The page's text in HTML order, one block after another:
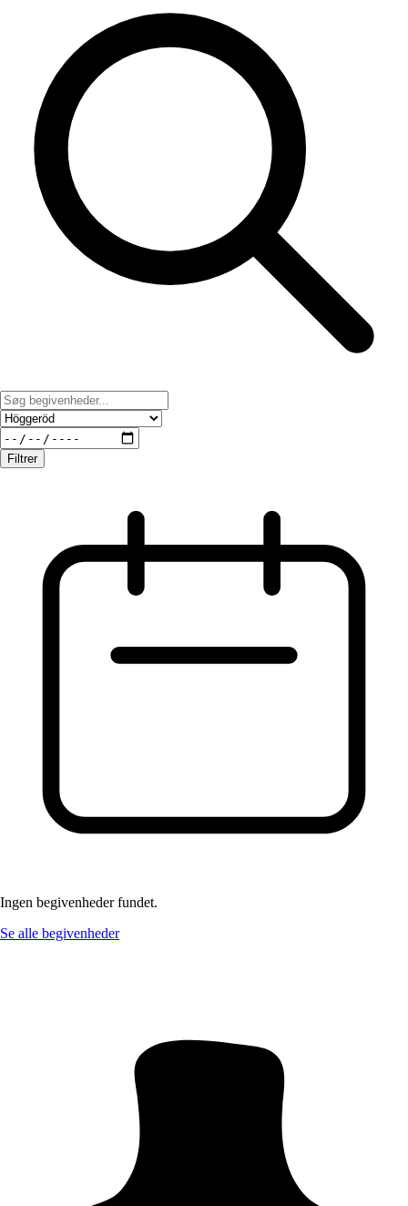
Filtrer
Ingen begivenheder fundet.
Se alle begivenheder